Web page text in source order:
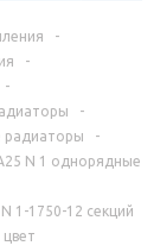
-
-
-
-
радиаторы
-
N 1 однорядные
1-1750-12 секций